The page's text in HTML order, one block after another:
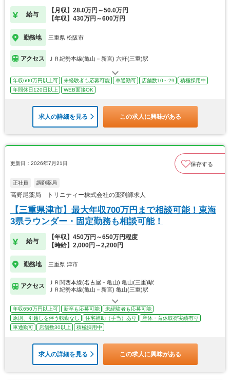
ます
給与
【月収】28.0万円～50.0万円
【年収】430万円～600万円
勤務地 三重県 松阪市
アクセス ＪＲ紀勢本線(亀山－新宮) 六軒(三重)駅
年収600万円以上可 未経験者も応募可能 車通勤可 店舗数10～29
積極採用中
年間休日120日以上
WEB面接OK
求人の詳細を見る この求人に興味がある
更新日：2026年7月21日 保存する
正社員 調剤薬局
高野尾薬局 トリニティー株式会社の薬剤師求人
【三重県津市】最大年収700万円まで相談可能！東海
3県ラウンダー・固定勤務も相談可能！
給与
【年収】450万円～650万円程度
【時給】2,000円～2,200円
勤務地 三重県 津市
アクセス
ＪＲ関西本線(名古屋－亀山) 亀山(三重)駅
ＪＲ紀勢本線(亀山－新宮) 亀山(三重)駅
年収650万円以上可 新卒も応募可能
未経験者も応募可能
原則、引越しを伴う転勤なし
住宅補助（手当）あり
産休・育休取得実績有り
車通勤可
店舗数30以上 積極採用中
求人の詳細を見る この求人に興味がある